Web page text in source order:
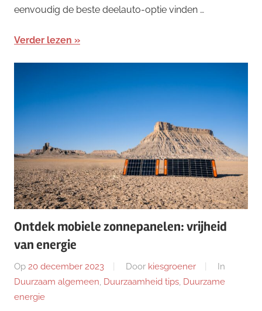
eenvoudig de beste deelauto-optie vinden …
Verder lezen
Ontdek mobiele zonnepanelen: vrijheid
van energie
Op 20 december 2023 Door kiesgroener
In
Duurzaam algemeen, Duurzaamheid tips, Duurzame
energie